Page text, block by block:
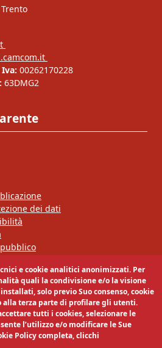
00262170228
63DMG2
dei dati
e cookie analitici anonimizzati. Per
quali la condivisione e/o la visione
solo previo Suo consenso, cookie
alla terza parte di profilare gli utenti.
tutti i cookies, selezionare le
l’utilizzo e/o modificare le Sue
Policy completa, clicchi